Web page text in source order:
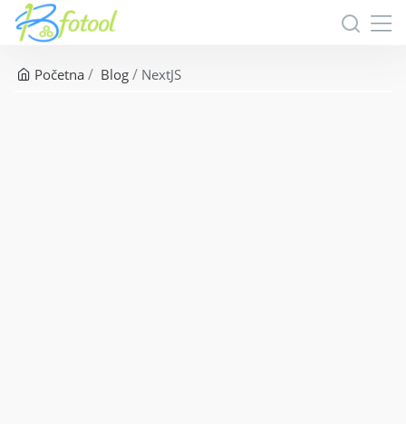
Početna Blog NextJS